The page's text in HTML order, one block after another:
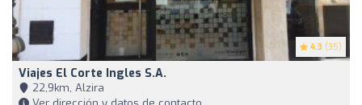
4.3 (35)
Viajes El Corte Ingles S.A.
22,9km, Alzira